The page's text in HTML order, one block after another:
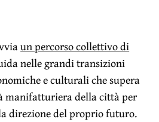
un percorso collettivo di
nelle grandi transizioni
e culturali che supera
manifatturiera della città per
direzione del proprio futuro.